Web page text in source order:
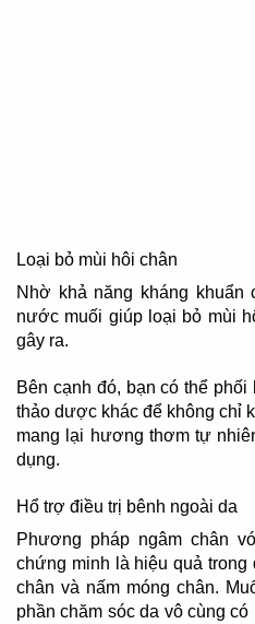
Loại bỏ mùi hôi chân
Nhờ khả năng kháng khuẩn
nước muối giúp loại bỏ mùi
gây ra.
Bên cạnh đó, bạn có thể
thảo dược khác để không chỉ
mang lại hương thơm tự
dụng.
Hổ trợ điều trị bênh ngoài da
Phương pháp ngâm chân
chứng minh là hiệu quả
chân và nấm móng chân.
phần chăm sóc da vô cùng